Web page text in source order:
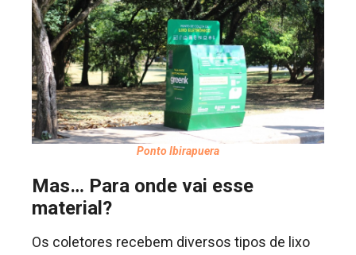
Ponto Ibirapuera
Mas… Para onde vai esse
material?
Os coletores recebem diversos tipos de lixo